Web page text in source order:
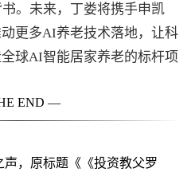
。未来，丁娄将携手申凯
更多AI养老技术落地，让科
球AI智能居家养老的标杆项
END —
，原标题《《投资教父罗